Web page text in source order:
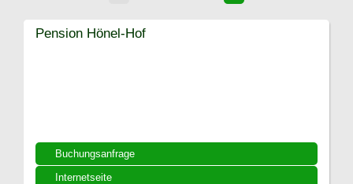
Buchungsanfrage
Internetseite
Pension Hönel-Hof